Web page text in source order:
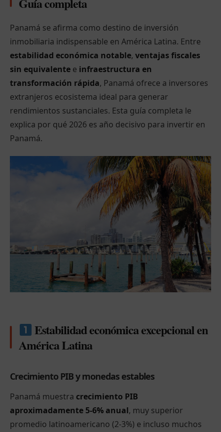
Panamá se afirma como destino de inversión
inmobiliaria indispensable en América Latina. Entre
estabilidad económica notable, ventajas fiscales
sin equivalente e infraestructura en
transformación rápida, Panamá ofrece a inversores
extranjeros ecosistema ideal para generar
rendimientos sustanciales. Esta guía completa le
explica por qué 2026 es año decisivo para invertir en
Panamá.
Estabilidad económica excepcional en
América Latina
Crecimiento PIB y monedas estables
Panamá muestra crecimiento PIB
aproximadamente 5-6% anual, muy superior
promedio latinoamericano (2-3%) e incluso muchos